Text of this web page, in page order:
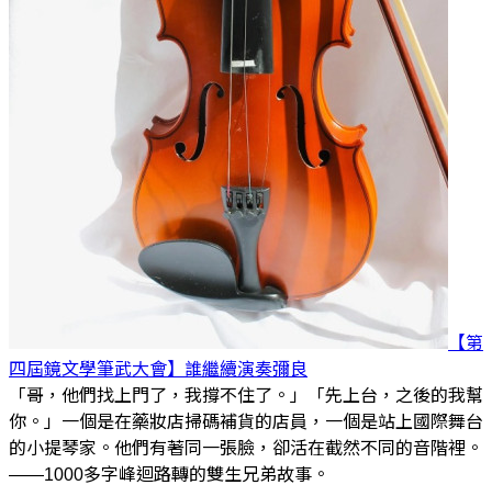
【第
四屆鏡文學筆武大會】誰繼續演奏彌良
「哥，他們找上門了，我撐不住了。」「先上台，之後的我幫
你。」一個是在藥妝店掃碼補貨的店員，一個是站上國際舞台
的小提琴家。他們有著同一張臉，卻活在截然不同的音階裡。
——1000多字峰迴路轉的雙生兄弟故事。